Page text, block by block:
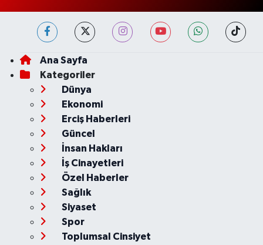
Ana Sayfa
Kategoriler
Dünya
Ekonomi
Erciş Haberleri
Güncel
İnsan Hakları
İş Cinayetleri
Özel Haberler
Sağlık
Siyaset
Spor
Toplumsal Cinsiyet